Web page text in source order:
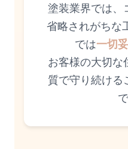
塗装業界では、
省略されがちな
では一切
お客様の大切な
質で守り続ける